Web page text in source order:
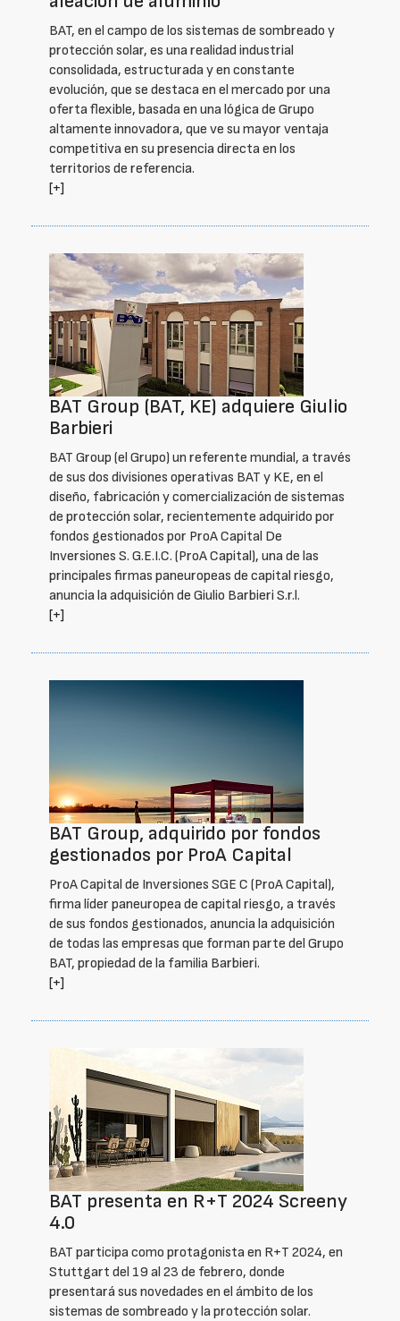
BAT, en el campo de los sistemas de sombreado y
protección solar, es una realidad industrial
consolidada, estructurada y en constante
evolución, que se destaca en el mercado por una
oferta flexible, basada en una lógica de Grupo
altamente innovadora, que ve su mayor ventaja
competitiva en su presencia directa en los
territorios de referencia.
[+]
BAT Group (BAT, KE) adquiere Giulio
Barbieri
BAT Group (el Grupo) un referente mundial, a través
de sus dos divisiones operativas BAT y KE, en el
diseño, fabricación y comercialización de sistemas
de protección solar, recientemente adquirido por
fondos gestionados por ProA Capital De
Inversiones S. G.E.I.C. (ProA Capital), una de las
principales firmas paneuropeas de capital riesgo,
anuncia la adquisición de Giulio Barbieri S.r.l.
[+]
BAT Group, adquirido por fondos
gestionados por ProA Capital
ProA Capital de Inversiones SGE C (ProA Capital),
firma líder paneuropea de capital riesgo, a través
de sus fondos gestionados, anuncia la adquisición
de todas las empresas que forman parte del Grupo
BAT, propiedad de la familia Barbieri.
[+]
BAT presenta en R+T 2024 Screeny
4.0
BAT participa como protagonista en R+T 2024, en
Stuttgart del 19 al 23 de febrero, donde
presentará sus novedades en el ámbito de los
sistemas de sombreado y la protección solar.